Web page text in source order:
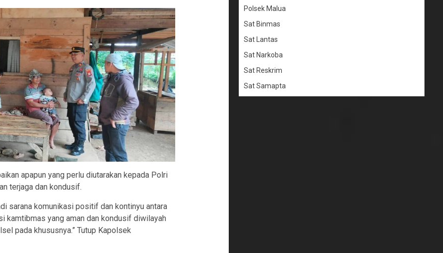
apapun yang perlu diutarakan kepada Polri
terjaga dan kondusif.
sarana komunikasi positif dan kontinyu antara
kamtibmas yang aman dan kondusif diwilayah
pada khususnya.” Tutup Kapolsek
Polsek Malua
Sat Binmas
Sat Lantas
Sat Narkoba
Sat Reskrim
Sat Samapta